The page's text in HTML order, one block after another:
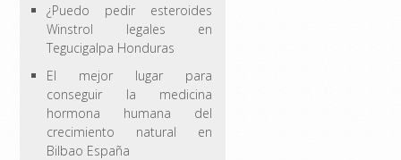
¿Puedo pedir esteroides
Winstrol legales en
Tegucigalpa Honduras
El mejor lugar para
conseguir la medicina
hormona humana del
crecimiento natural en
Bilbao España